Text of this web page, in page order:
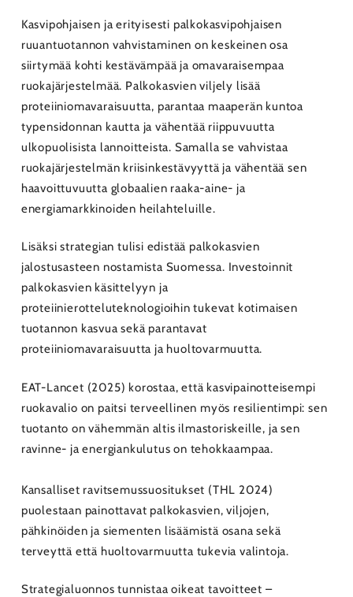
Kasvipohjaisen ja erityisesti palkokasvipohjaisen
ruuantuotannon vahvistaminen on keskeinen osa
siirtymää kohti kestävämpää ja omavaraisempaa
ruokajärjestelmää. Palkokasvien viljely lisää
proteiiniomavaraisuutta, parantaa maaperän kuntoa
typensidonnan kautta ja vähentää riippuvuutta
ulkopuolisista lannoitteista. Samalla se vahvistaa
ruokajärjestelmän kriisinkestävyyttä ja vähentää sen
haavoittuvuutta globaalien raaka-aine- ja
energiamarkkinoiden heilahteluille.
Lisäksi strategian tulisi edistää palkokasvien
jalostusasteen nostamista Suomessa. Investoinnit
palkokasvien käsittelyyn ja
proteiinierotteluteknologioihin tukevat kotimaisen
tuotannon kasvua sekä parantavat
proteiiniomavaraisuutta ja huoltovarmuutta.
EAT-Lancet (2025) korostaa, että kasvipainotteisempi
ruokavalio on paitsi terveellinen myös resilientimpi: sen
tuotanto on vähemmän altis ilmastoriskeille, ja sen
ravinne- ja energiankulutus on tehokkaampaa.
Kansalliset ravitsemussuositukset (THL 2024)
puolestaan painottavat palkokasvien, viljojen,
pähkinöiden ja siementen lisäämistä osana sekä
terveyttä että huoltovarmuutta tukevia valintoja.
Strategialuonnos tunnistaa oikeat tavoitteet –